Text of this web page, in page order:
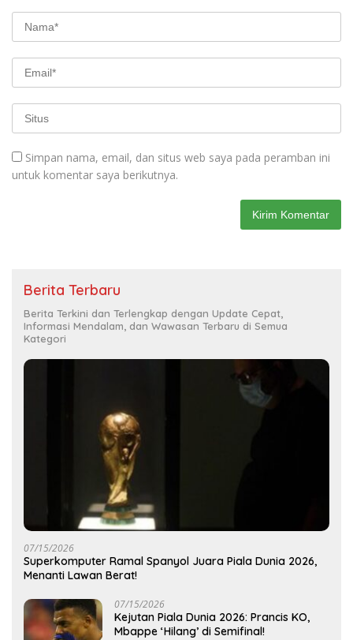
Simpan nama, email, dan situs web saya pada peramban ini
untuk komentar saya berikutnya.
Berita Terbaru
Berita Terkini dan Terlengkap dengan Update Cepat,
Informasi Mendalam, dan Wawasan Terbaru di Semua
Kategori
07/15/2026
Superkomputer Ramal Spanyol Juara Piala Dunia 2026,
Menanti Lawan Berat!
07/15/2026
Kejutan Piala Dunia 2026: Prancis KO,
Mbappe ‘Hilang’ di Semifinal!